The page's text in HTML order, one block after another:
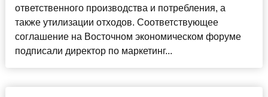
ответственного производства и потребления, а
также утилизации отходов. Соответствующее
соглашение на Восточном экономическом форуме
подписали директор по маркетинг...